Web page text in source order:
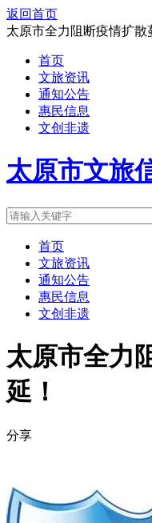
返回首页
太原市全力阻断疫情扩散
首页
文旅资讯
通知公告
惠民信息
文创非遗
太原市文旅
首页
文旅资讯
通知公告
惠民信息
文创非遗
太原市全力
延！
分享